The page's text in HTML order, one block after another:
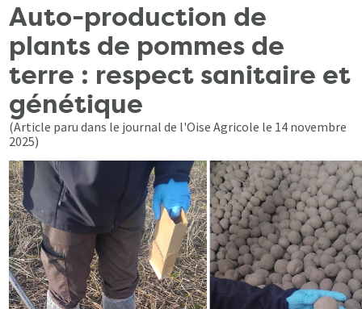
Auto-production de
plants de pommes de
terre : respect sanitaire et
génétique
(Article paru dans le journal de l'Oise Agricole le 14 novembre
2025)